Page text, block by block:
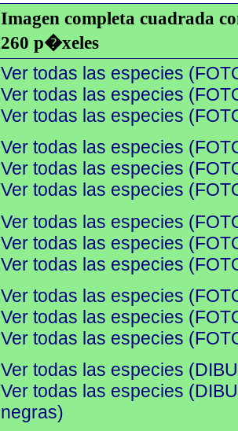
Imagen completa cuadrada
260 p�xeles
Ver todas las especies
Ver todas las especies
Ver todas las especies
Ver todas las especies
Ver todas las especies
Ver todas las especies
Ver todas las especies
Ver todas las especies
Ver todas las especies
Ver todas las especies
Ver todas las especies
Ver todas las especies
Ver todas las especies
Ver todas las especies
negras)